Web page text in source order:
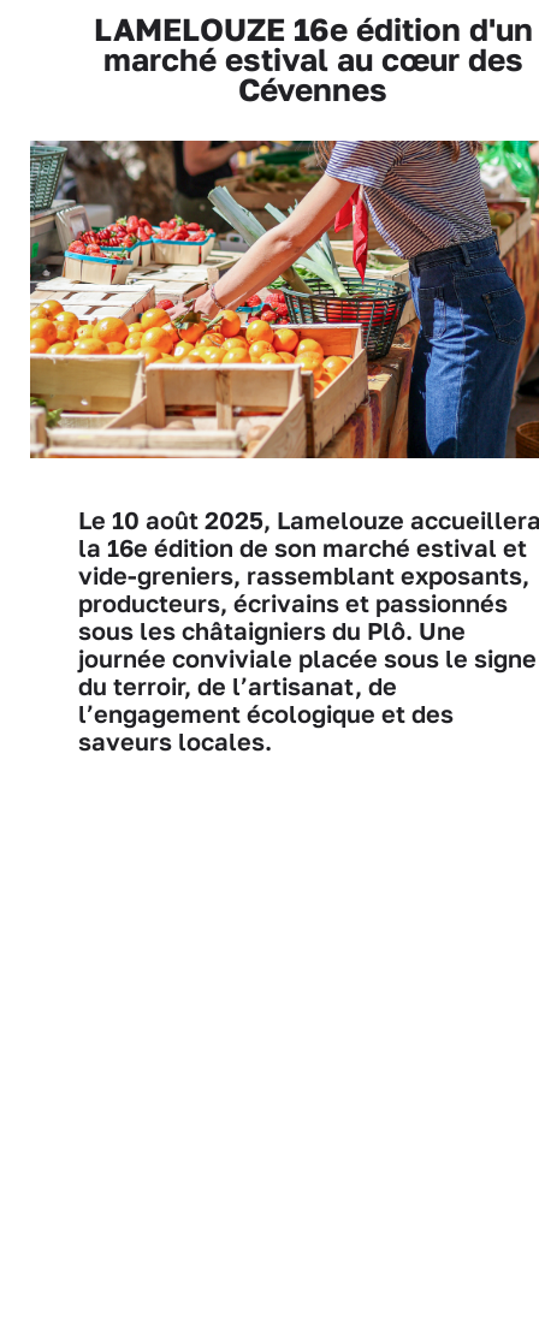
LAMELOUZE 16e édition d'un
marché estival au cœur des
Cévennes
Le 10 août 2025, Lamelouze
la 16e édition de son marché estival et
vide-greniers, rassemblant exposants,
producteurs, écrivains et passionnés
sous les châtaigniers du Plô. Une
journée conviviale placée sous le signe
du terroir, de l’artisanat, de
l’engagement écologique et des
saveurs locales.